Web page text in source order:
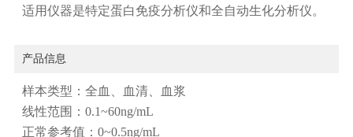
适用仪器是特定蛋白免疫分析仪和全自动生化分析仪。
产品信息
样本类型：全血、血清、血浆
线性范围：0.1~60ng/mL
正常参考值：0~0.5ng/mL